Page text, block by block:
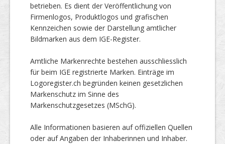
betrieben. Es dient der Veröffentlichung von
Firmenlogos, Produktlogos und grafischen
Kennzeichen sowie der Darstellung amtlicher
Bildmarken aus dem IGE-Register.
Amtliche Markenrechte bestehen ausschliesslich
für beim IGE registrierte Marken. Einträge im
Logoregister.ch begründen keinen gesetzlichen
Markenschutz im Sinne des
Markenschutzgesetzes (MSchG).
Alle Informationen basieren auf offiziellen Quellen
oder auf Angaben der Inhaberinnen und Inhaber.